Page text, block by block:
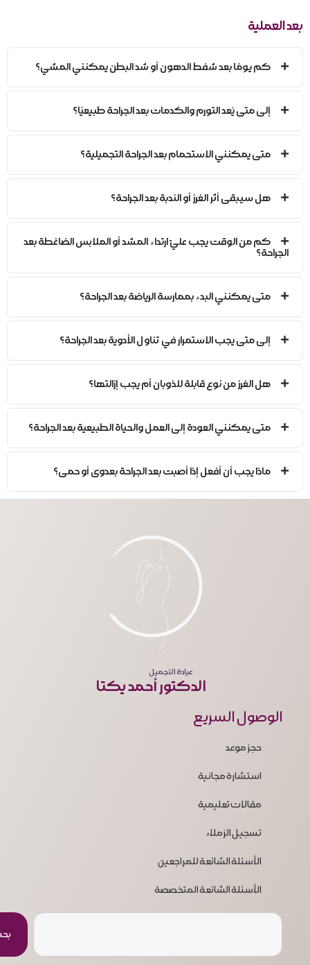
بعد العملية
كم يومًا بعد شفط الدهون أو شد البطن يمكنني المشي؟
إلى متى يُعد التورم والكدمات بعد الجراحة طبيعيًا؟
متى يمكنني الاستحمام بعد الجراحة التجميلية؟
هل سيبقى أثر الغرز أو الندبة بعد الجراحة؟
كم من الوقت يجب عليّ ارتداء المشد أو الملابس الضاغطة بعد
الجراحة؟
متى يمكنني البدء بممارسة الرياضة بعد الجراحة؟
إلى متى يجب الاستمرار في تناول الأدوية بعد الجراحة؟
هل الغرز من نوع قابلة للذوبان أم يجب إزالتها؟
متى يمكنني العودة إلى العمل والحياة الطبيعية بعد الجراحة؟
ماذا يجب أن أفعل إذا أصبت بعد الجراحة بعدوى أو حمى؟
عيادة التجميل
الدكتور أحمد يكتا
الوصول السريع
حجز موعد
استشارة مجانية
مقالات تعليمية
تسجيل الزملاء
الأسئلة الشائعة للمراجعين
الأسئلة الشائعة المتخصصة